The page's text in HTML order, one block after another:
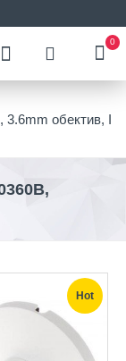
0
3.6mm обектив, I
Hot